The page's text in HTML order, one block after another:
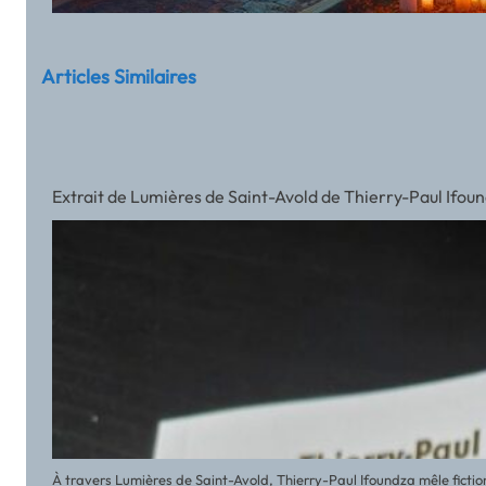
Articles Similaires
Extrait de Lumières de Saint-Avold de Thierry-Paul
À travers Lumières de Saint-Avold, Thierry-Paul Ifoundza mêle